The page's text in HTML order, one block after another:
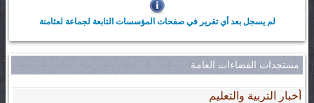
لم يسجل بعد أي تقرير في صفحات المؤسسات التابعة لجماعة لعثامنة
مستجدات الفضاءات العامة
أخبار التربية والتعليم